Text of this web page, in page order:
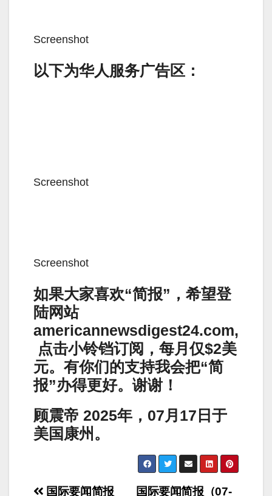
Screenshot
以下为华人服务广告区：
Screenshot
Screenshot
如果大家喜欢“简报”，希望登
陆网站
americannewsdigest24.com,
点击小铃铛订阅，每月仅$2美
元。有你们的支持我会把“简
报”办得更好。谢谢！
顾震帝 2025年， 07月 17 日于
美国康州。
国际要闻简报（07-
国际要闻简报